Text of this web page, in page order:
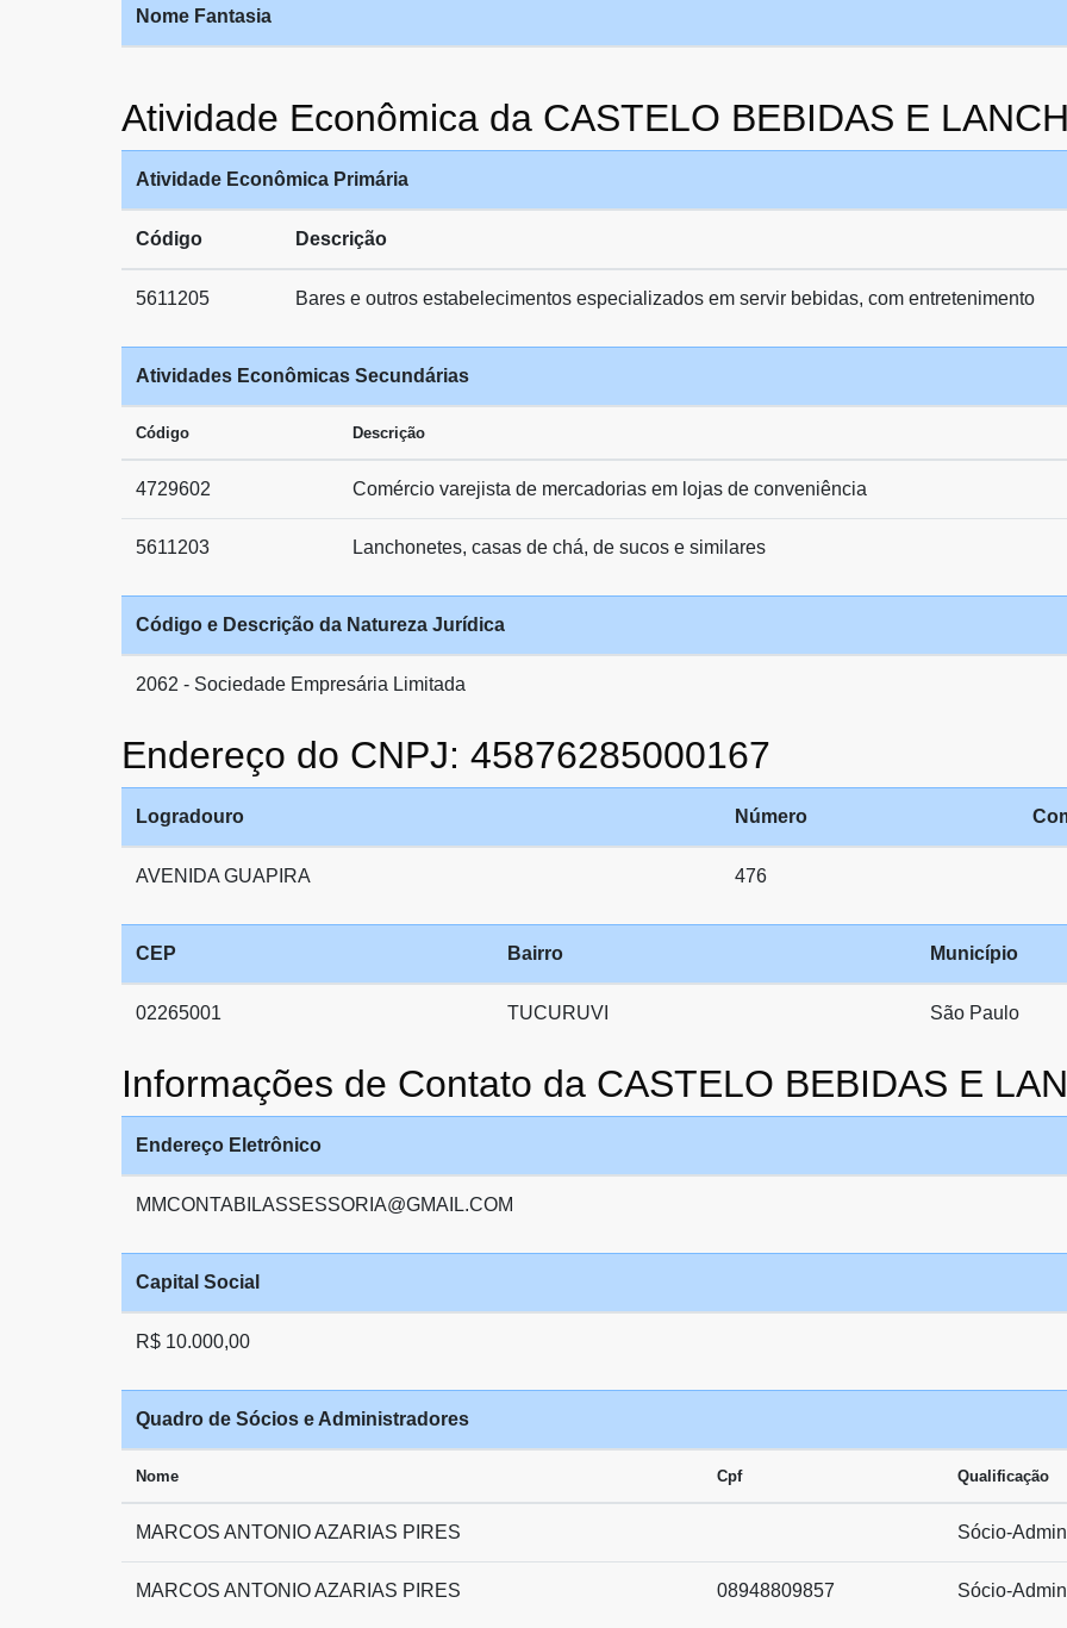
Nome Fantasia
Atividade Econômica da CASTELO BEBIDAS E
Atividade Econômica Primária
Código Descrição
5611205 Bares e outros estabelecimentos especializados em servir bebidas, com entretenimento
Atividades Econômicas Secundárias
Código Descrição
4729602 Comércio varejista de mercadorias em lojas de conveniência
5611203 Lanchonetes, casas de chá, de sucos e similares
Código e Descrição da Natureza Jurídica
2062 - Sociedade Empresária Limitada
Endereço do CNPJ: 45876285000167
Logradouro Número
AVENIDA GUAPIRA 476
CEP Bairro Município
02265001 TUCURUVI São Paulo
Informações de Contato da CASTELO BEBIDAS E
Endereço Eletrônico
MMCONTABILASSESSORIA@GMAIL.COM
Capital Social
R$ 10.000,00
Quadro de Sócios e Administradores
Nome Cpf Qualificação
MARCOS ANTONIO AZARIAS PIRES Sócio-
MARCOS ANTONIO AZARIAS PIRES 08948809857 Sócio-